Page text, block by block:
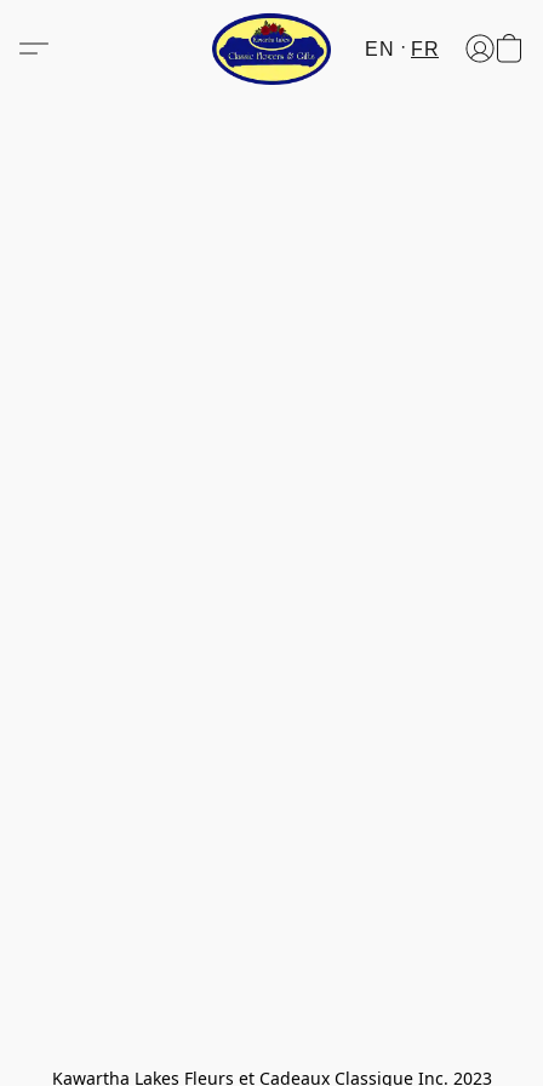
EN FR
Kawartha Lakes Fleurs et Cadeaux Classique Inc. 2023